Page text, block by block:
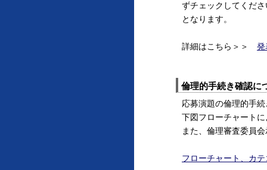
ずチェックしてくだ
となります。
詳細はこちら＞＞ 発
倫理的手続き確認に
応募演題の倫理的手
下図フローチャート
また、倫理審査委員
フローチャート、カ